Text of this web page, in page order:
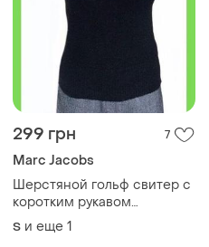
299 грн 7
Marc Jacobs
Шерстяной гольф свитер с
коротким рукавом
шерстяная футболка
шерсть ангора р. s, xs marc
S и еще 1